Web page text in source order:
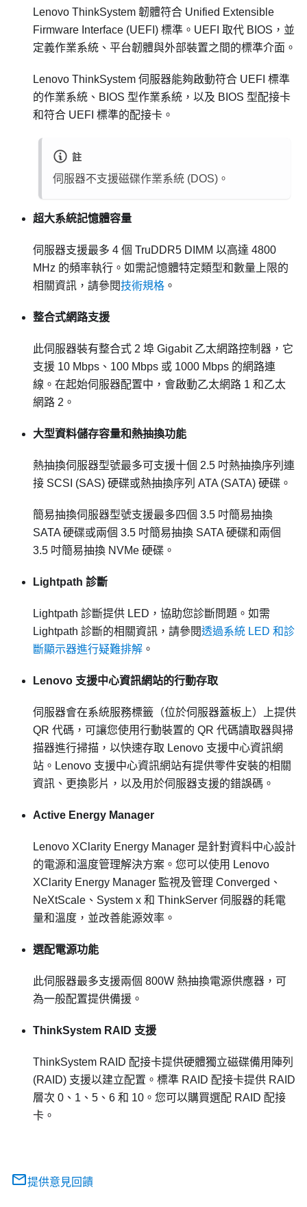
Lenovo ThinkSystem 韌體符合 Unified Extensible
Firmware Interface (UEFI) 標準。UEFI 取代 BIOS，並
定義作業系統、平台韌體與外部裝置之間的標準介面。
Lenovo ThinkSystem 伺服器能夠啟動符合 UEFI 標準
的作業系統、BIOS 型作業系統，以及 BIOS 型配接卡
和符合 UEFI 標準的配接卡。
註
伺服器不支援磁碟作業系統 (DOS)。
超大系統記憶體容量
伺服器支援最多 4 個 TruDDR5 DIMM 以高達 4800
MHz 的頻率執行。如需記憶體特定類型和數量上限的
相關資訊，請參閱技術規格 。
整合式網路支援
此伺服器裝有整合式 2 埠 Gigabit 乙太網路控制器，它
支援 10 Mbps、100 Mbps 或 1000 Mbps 的網路連
線。在起始伺服器配置中，會啟動乙太網路 1 和乙太
網路 2。
大型資料儲存容量和熱抽換功能
熱抽換伺服器型號最多可支援十個 2.5 吋熱抽換序列連
接 SCSI (SAS) 硬碟或熱抽換序列 ATA (SATA) 硬碟。
簡易抽換伺服器型號支援最多四個 3.5 吋簡易抽換
SATA 硬碟或兩個 3.5 吋簡易抽換 SATA 硬碟和兩個
3.5 吋簡易抽換 NVMe 硬碟。
Lightpath 診斷
Lightpath 診斷提供 LED，協助您診斷問題。如需
Lightpath 診斷的相關資訊，請參閱透過系統 LED 和診
斷顯示器進行疑難排解 。
Lenovo 支援中心資訊網站的行動存取
伺服器會在系統服務標籤（位於伺服器蓋板上）上提供
QR 代碼，可讓您使用行動裝置的 QR 代碼讀取器與掃
描器進行掃描，以快速存取 Lenovo 支援中心資訊網
站。Lenovo 支援中心資訊網站有提供零件安裝的相關
資訊、更換影片，以及用於伺服器支援的錯誤碼。
Active Energy Manager
Lenovo XClarity Energy Manager 是針對資料中心設計
的電源和溫度管理解決方案。您可以使用 Lenovo
XClarity Energy Manager 監視及管理 Converged、
NeXtScale、System x 和 ThinkServer 伺服器的耗電
量和溫度，並改善能源效率。
選配電源功能
此伺服器最多支援兩個 800W 熱抽換電源供應器，可
為一般配置提供備援。
ThinkSystem RAID 支援
ThinkSystem RAID 配接卡提供硬體獨立磁碟備用陣列
(RAID) 支援以建立配置。標準 RAID 配接卡提供 RAID
層次 0、1、5、6 和 10。您可以購買選配 RAID 配接
卡。
提供意見回饋